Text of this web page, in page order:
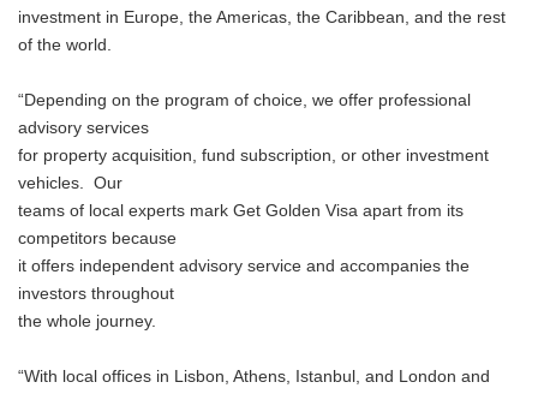
investment in Europe, the Americas, the Caribbean, and the rest
of the world.
“Depending on the program of choice, we offer professional
advisory services
for property acquisition, fund subscription, or other investment
vehicles. Our
teams of local experts mark Get Golden Visa apart from its
competitors because
it offers independent advisory service and accompanies the
investors throughout
the whole journey.
“With local offices in Lisbon, Athens, Istanbul, and London and